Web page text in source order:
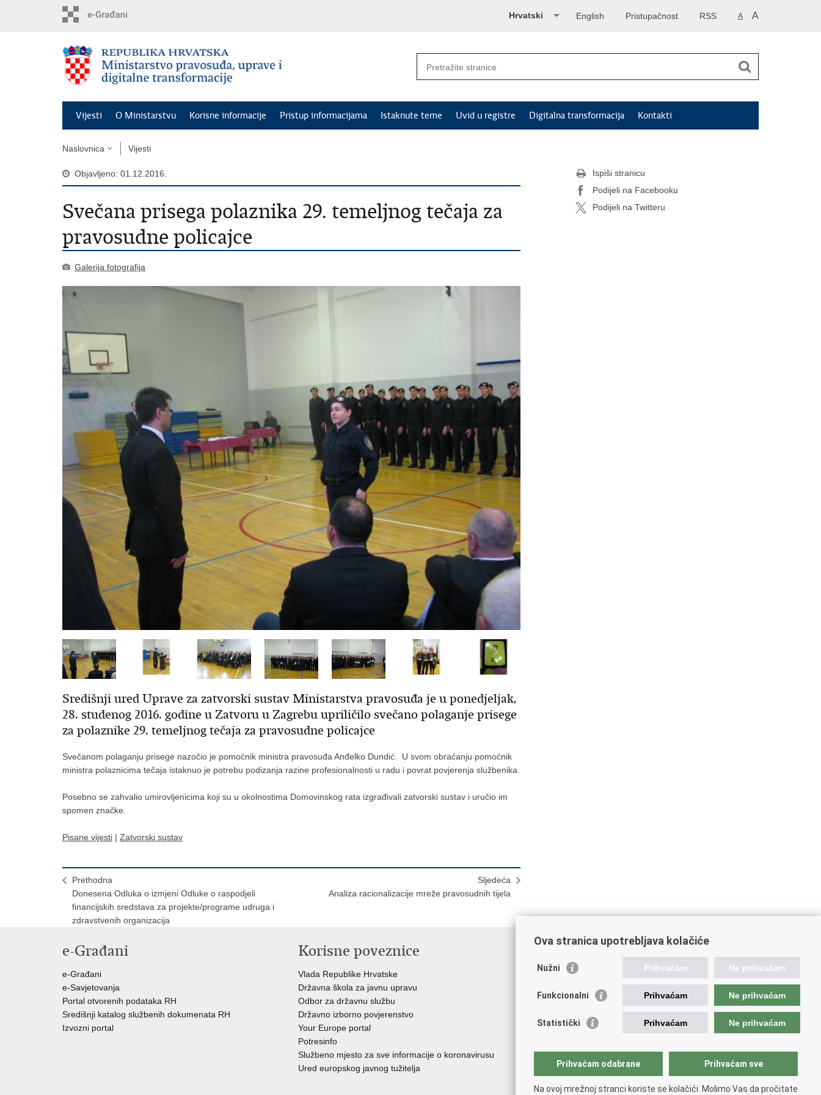
A A
RSS
Pristupačnost
English
Hrvatski
Vijesti O Ministarstvu Korisne informacije Pristup informacijama Istaknute teme Uvid u registre Digitalna transformacija Kontakti
Naslovnica Vijesti
Objavljeno: 01.12.2016.
Svečana prisega polaznika 29. temeljnog tečaja za
pravosudne policajce
Galerija fotografija
Središnji ured Uprave za zatvorski sustav Ministarstva pravosuđa je u ponedjeljak,
28. studenog 2016. godine u Zatvoru u Zagrebu upriličilo svečano polaganje prisege
za polaznike 29. temeljnog tečaja za pravosudne policajce
Svečanom polaganju prisege nazočio je pomoćnik ministra pravosuđa Anđelko Dundić. U svom obraćanju pomoćnik
ministra polaznicima tečaja istaknuo je potrebu podizanja razine profesionalnosti u radu i povrat povjerenja službenika.
Posebno se zahvalio umirovljenicima koji su u okolnostima Domovinskog rata izgrađivali zatvorski sustav i uručio im
spomen značke.
Pisane vijesti | Zatvorski sustav
Prethodna
Donesena Odluka o izmjeni Odluke o raspodjeli
financijskih sredstava za projekte/programe udruga i
zdravstvenih organizacija
Sljedeća
Analiza racionalizacije mreže pravosudnih tijela
Ispiši stranicu
Podijeli na Facebooku
Podijeli na Twitteru
e-Građani
e-Građani
e-Savjetovanja
Portal otvorenih podataka RH
Središnji katalog službenih dokumenata RH
Izvozni portal
Korisne poveznice
Vlada Republike Hrvatske
Državna škola za javnu upravu
Odbor za državnu službu
Državno izborno povjerenstvo
Your Europe portal
Potresinfo
Službeno mjesto za sve informacije o koronavirusu
Ured europskog javnog tužitelja
Poveznice pravosudnog sustava
Portal sudova
Državno odvjetništvo
Ured za suzbijanje korupcije i organiziranog kriminaliteta
Državno sudbeno vijeće
Državnoodvjetničko vijeće
Hrvatska odvjetnička komora
Hrvatska javnobilježnička komora
Ova stranica upotrebljava kolačiće
Nužni Prihvaćam Ne prihvaćam
Funkcionalni Prihvaćam Ne prihvaćam
Statistički Prihvaćam Ne prihvaćam
Prihvaćam odabrane Prihvaćam sve
Na ovoj mrežnoj stranci koriste se kolačići. Molimo Vas da pročitate